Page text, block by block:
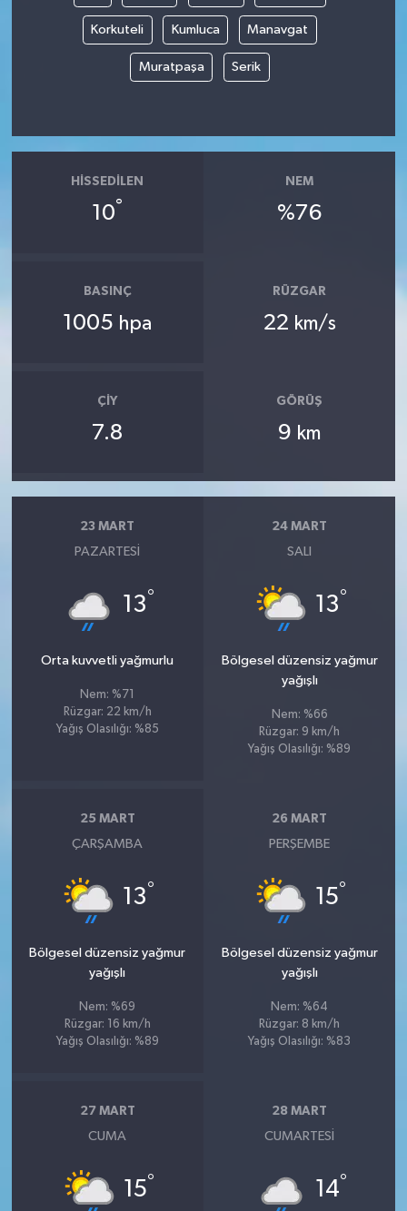
Korkuteli Kumluca Manavgat
Muratpaşa Serik
HISSEDILEN
10°
NEM
%76
BASINÇ
1005 hpa
RÜZGAR
22 km/s
ÇIY
7.8
GÖRÜŞ
9 km
23 MART
PAZARTESI
13°
Orta kuvvetli yağmurlu
Nem: %71
Rüzgar: 22 km/h
Yağış Olasılığı: %85
24 MART
SALI
13°
Bölgesel düzensiz yağmur
yağışlı
Nem: %66
Rüzgar: 9 km/h
Yağış Olasılığı: %89
25 MART
ÇARŞAMBA
13°
Bölgesel düzensiz yağmur
yağışlı
Nem: %69
Rüzgar: 16 km/h
Yağış Olasılığı: %89
26 MART
PERŞEMBE
15°
Bölgesel düzensiz yağmur
yağışlı
Nem: %64
Rüzgar: 8 km/h
Yağış Olasılığı: %83
27 MART
CUMA
15°
28 MART
CUMARTESI
14°